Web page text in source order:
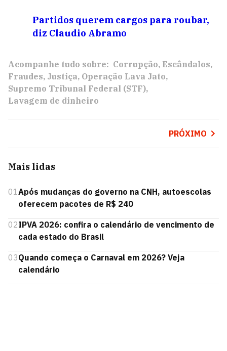
Partidos querem cargos para roubar,
diz Claudio Abramo
Acompanhe tudo sobre: Corrupção Escândalos
Fraudes Justiça Operação Lava Jato
Supremo Tribunal Federal (STF)
Lavagem de dinheiro
PRÓXIMO
Mais lidas
01Após mudanças do governo na CNH, autoescolas
oferecem pacotes de R$ 240
02IPVA 2026: confira o calendário de vencimento de
cada estado do Brasil
03Quando começa o Carnaval em 2026? Veja
calendário